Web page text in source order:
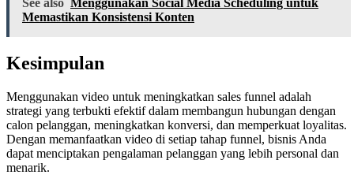
Memastikan Konsistensi Konten
Kesimpulan
Menggunakan video untuk meningkatkan sales funnel adalah
strategi yang terbukti efektif dalam membangun hubungan dengan
calon pelanggan, meningkatkan konversi, dan memperkuat loyalitas.
Dengan memanfaatkan video di setiap tahap funnel, bisnis Anda
dapat menciptakan pengalaman pelanggan yang lebih personal dan
menarik.